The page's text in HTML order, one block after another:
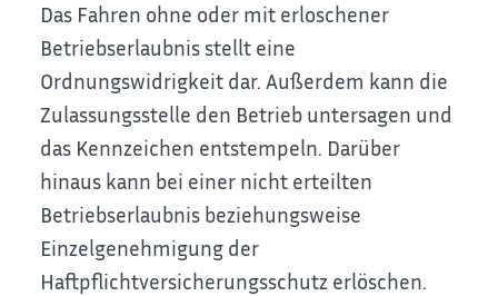
Das Fahren ohne oder mit erloschener
Betriebserlaubnis stellt eine
Ordnungswidrigkeit dar. Außerdem kann die
Zulassungsstelle den Betrieb untersagen und
das Kennzeichen entstempeln. Darüber
hinaus kann bei einer nicht erteilten
Betriebserlaubnis beziehungsweise
Einzelgenehmigung der
Haftpflichtversicherungsschutz erlöschen.